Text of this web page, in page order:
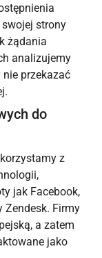
strony
żądania
analizujemy
przekazać
do
z
jak Facebook,
Zendesk. Firmy
a zatem
jako